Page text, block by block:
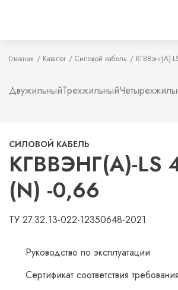
Главная Каталог Силовой кабель КГВВэнг(А)-
ДвужильныйТрехжильный
СИЛОВОЙ КАБЕЛЬ
КГВВЭНГ(А)-LS
(N) -0,66
ТУ 27.32.13-022-12350648-2021
Руководство по эксплуатации
Сертификат соответствия